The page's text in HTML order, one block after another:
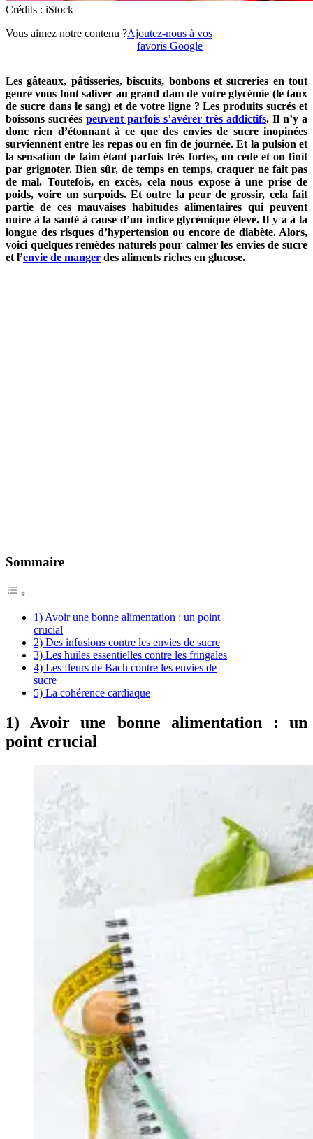
Crédits : iStock
Vous aimez notre contenu ?Ajoutez-nous à vos
favoris Google
Les gâteaux, pâtisseries, biscuits, bonbons et sucreries en tout
genre vous font saliver au grand dam de votre glycémie (le taux
de sucre dans le sang) et de votre ligne ? Les produits sucrés et
boissons sucrées peuvent parfois s’avérer très addictifs. Il n’y a
donc rien d’étonnant à ce que des envies de sucre inopinées
surviennent entre les repas ou en fin de journée. Et la pulsion et
la sensation de faim étant parfois très fortes, on cède et on finit
par grignoter. Bien sûr, de temps en temps, craquer ne fait pas
de mal. Toutefois, en excès, cela nous expose à une prise de
poids, voire un surpoids. Et outre la peur de grossir, cela fait
partie de ces mauvaises habitudes alimentaires qui peuvent
nuire à la santé à cause d’un indice glycémique élevé. Il y a à la
longue des risques d’hypertension ou encore de diabète. Alors,
voici quelques remèdes naturels pour calmer les envies de sucre
et l’envie de manger des aliments riches en glucose.
Sommaire
1) Avoir une bonne alimentation : un point
crucial
2) Des infusions contre les envies de sucre
3) Les huiles essentielles contre les fringales
4) Les fleurs de Bach contre les envies de
sucre
5) La cohérence cardiaque
1) Avoir une bonne alimentation : un
point crucial